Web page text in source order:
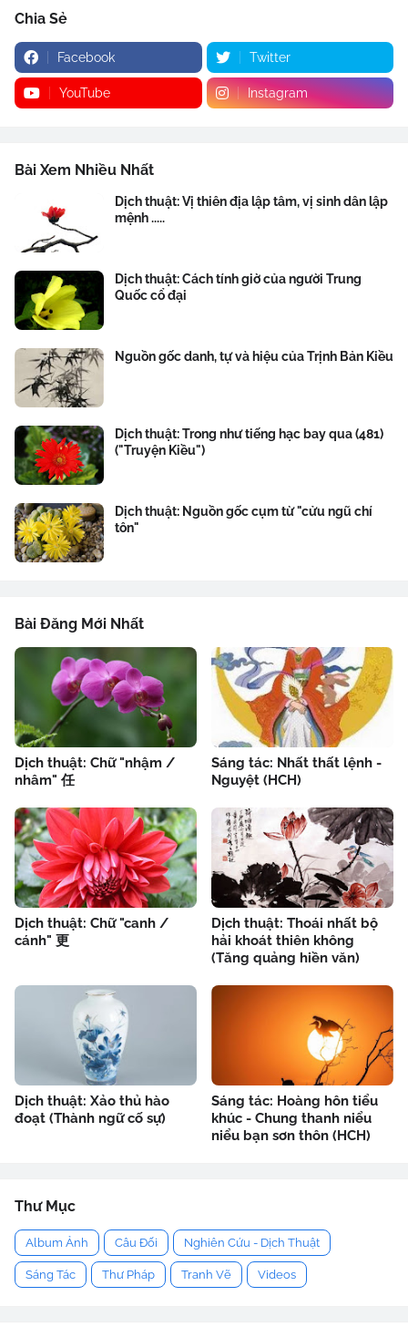
Chia Sẻ
Facebook Twitter
YouTube Instagram
Bài Xem Nhiều Nhất
Dịch thuật: Vị thiên địa lập tâm, vị sinh dân lập
mệnh .....
Dịch thuật: Cách tính giờ của người Trung
Quốc cổ đại
Nguồn gốc danh, tự và hiệu của Trịnh Bản Kiều
Dịch thuật: Trong như tiếng hạc bay qua (481)
("Truyện Kiều")
Dịch thuật: Nguồn gốc cụm từ "cửu ngũ chí
tôn"
Bài Đăng Mới Nhất
Dịch thuật: Chữ "nhậm /
nhâm" 任
Sáng tác: Nhất thất lệnh -
Nguyệt (HCH)
Dịch thuật: Chữ "canh /
cánh" 更
Dịch thuật: Thoái nhất bộ
hải khoát thiên không
(Tăng quảng hiền văn)
Dịch thuật: Xảo thủ hào
đoạt (Thành ngữ cố sự)
Sáng tác: Hoàng hôn tiểu
khúc - Chung thanh niểu
niểu bạn sơn thôn (HCH)
Thư Mục
Album Ảnh Câu Đối Nghiên Cứu - Dịch Thuật
Sáng Tác Thư Pháp Tranh Vẽ Videos